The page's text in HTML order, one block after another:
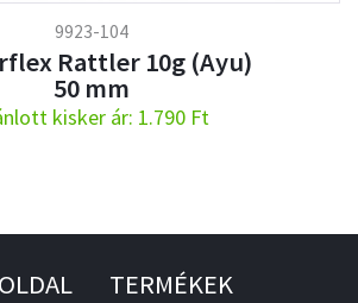
9923-104
Rattler 10g (Ayu)
50 mm
kisker ár: 1.790 Ft
TERMÉKEK